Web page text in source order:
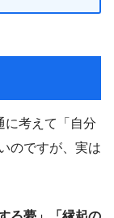
に考えて「自分
のですが、実は